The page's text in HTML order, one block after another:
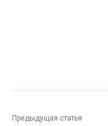
Предыдущая статья